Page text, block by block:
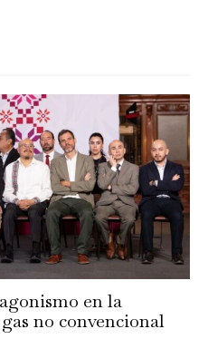
en la
no convencional